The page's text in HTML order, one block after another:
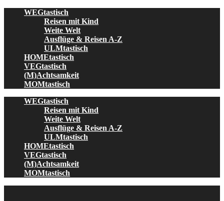
WEGtastisch
Reisen mit Kind
Weite Welt
Ausflüge & Reisen A-Z
ULMtastisch
HOMEtastisch
VEGtastisch
(M)Achtsamkeit
MOMtastisch
WEGtastisch
Reisen mit Kind
Weite Welt
Ausflüge & Reisen A-Z
ULMtastisch
HOMEtastisch
VEGtastisch
(M)Achtsamkeit
MOMtastisch